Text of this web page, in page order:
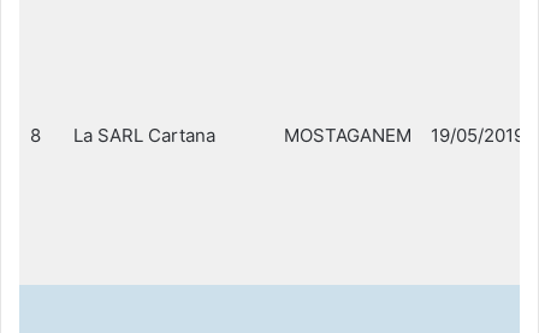
8 La SARL Cartana MOSTAGANEM 19/05/2019